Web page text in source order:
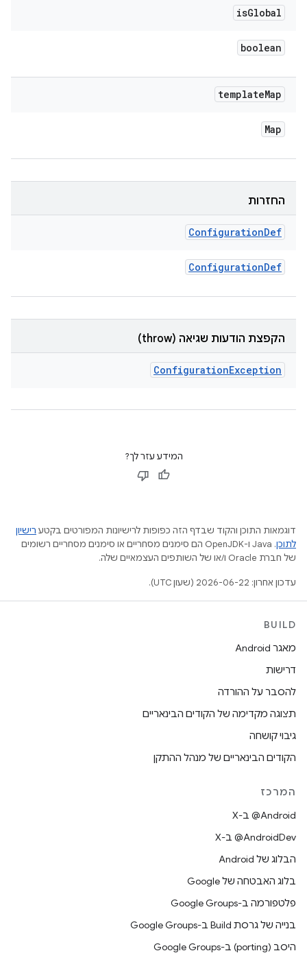
isGlobal
boolean
templateMap
Map
החזרות
ConfigurationDef
ConfigurationDef
הקפצת הודעות שגיאה (throw)
ConfigurationException
המידע עזר לך?
דוגמאות התוכן והקוד שבדף הזה כפופות לרישיונות המפורטים בקטע רישיון
לתוכן
.‏ Java ו-OpenJDK הם סימנים מסחריים או סימנים מסחריים רשומים
של חברת Oracle ו/או של השותפים העצמאיים שלה.
עדכון אחרון: 2026-06-22 (שעון UTC).
BUILD
מאגר Android
דרישות
להסבר על ההורדה
תצוגה מקדימה של הקודים הבינאריים
גיבוי קושחה
הקודים הבינאריים של מנהל ההתקן
המרכז
‫‎@Android ב-X
‫‎@AndroidDev ב-X
הבלוג של Android
בלוג האבטחה של Google
פלטפורמה ב-Google Groups
בנייה של גרסת Build ב-Google Groups
היסב (porting) ב-Google Groups